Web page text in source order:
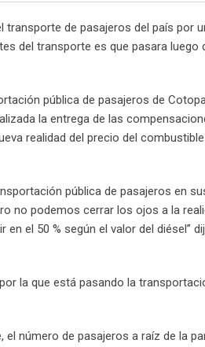
de pasajeros del país por
del transporte es que pasara luego
pública de pasajeros de
la entrega de las
realidad del precio del
pública de pasajeros en
no podemos cerrar los ojos a la
el 50 % según el valor del diésel”
la que está pasando la
el número de pasajeros a raíz de la